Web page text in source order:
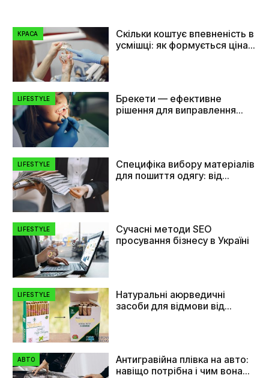
КРАСА
Скільки коштує впевненість в
усмішці: як формується ціна
LIFESTYLE
Брекети — ефективне
рішення для виправлення
LIFESTYLE
Специфіка вибору матеріалів
для пошиття одягу: від
LIFESTYLE
Сучасні методи SEO
просування бізнесу в Україні
LIFESTYLE
Натуральні аюрведичні
засоби для відмови від
АВТО
Антигравійна плівка на авто:
навіщо потрібна і чим вона